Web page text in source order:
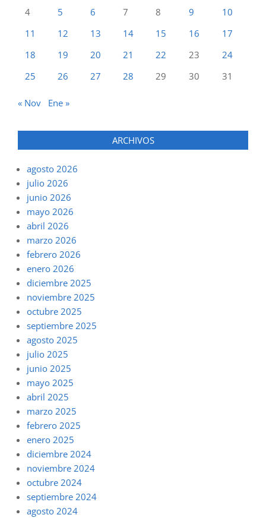
4
5 6 7 8 9
10
11
12 13 14 15 16
17
18
19 20 21 22 23
24
25
26 27 28 29 30 31
« Nov Ene »
ARCHIVOS
agosto 2026
julio 2026
junio 2026
mayo 2026
abril 2026
marzo 2026
febrero 2026
enero 2026
diciembre 2025
noviembre 2025
octubre 2025
septiembre 2025
agosto 2025
julio 2025
junio 2025
mayo 2025
abril 2025
marzo 2025
febrero 2025
enero 2025
diciembre 2024
noviembre 2024
octubre 2024
septiembre 2024
agosto 2024